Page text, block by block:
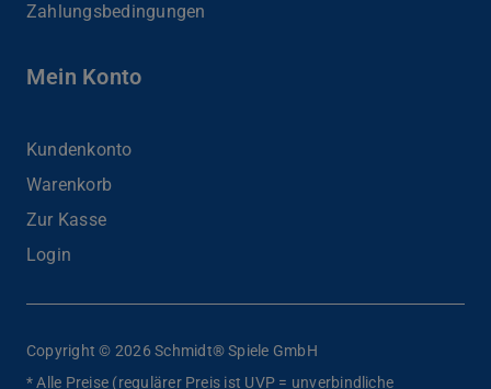
Zahlungsbedingungen
Mein Konto
Kundenkonto
Warenkorb
Zur Kasse
Login
Copyright © 2026 Schmidt® Spiele GmbH
* Alle Preise (regulärer Preis ist UVP = unverbindliche